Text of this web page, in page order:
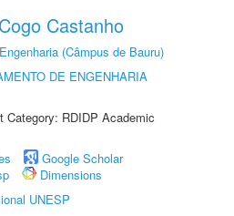
Castanho
(Câmpus de Bauru)
DE ENGENHARIA
Category: RDIDP Academic
Google Scholar
Dimensions
UNESP